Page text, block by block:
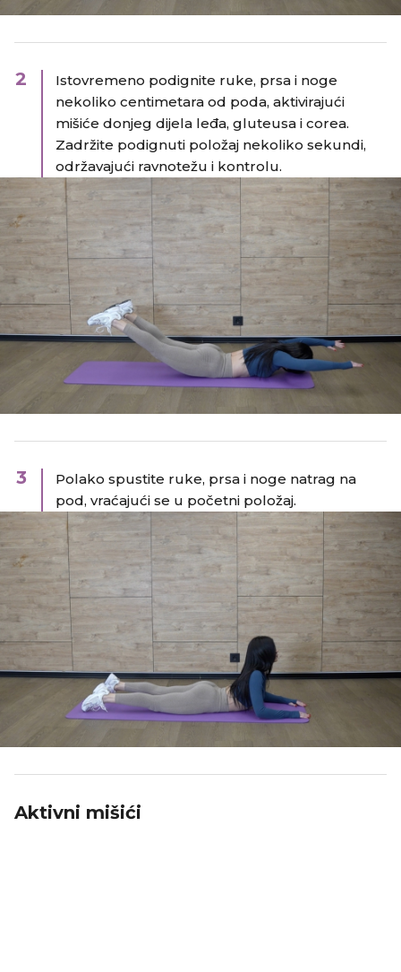
2
Istovremeno podignite ruke, prsa i noge
nekoliko centimetara od poda, aktivirajući
mišiće donjeg dijela leđa, gluteusa i corea.
Zadržite podignuti položaj nekoliko sekundi,
održavajući ravnotežu i kontrolu.​
3
Polako spustite ruke, prsa i noge natrag na
pod, vraćajući se u početni položaj.
Aktivni mišići